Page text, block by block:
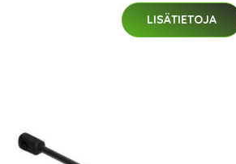
LISÄTIETOJA